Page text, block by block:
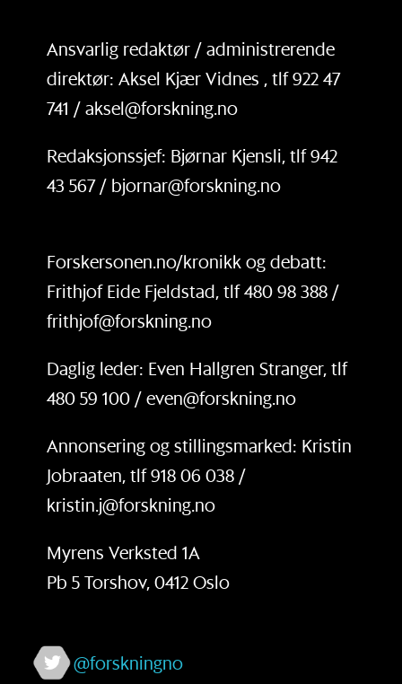
Ansvarlig redaktør / administrerende
direktør: Aksel Kjær Vidnes , tlf 922 47
741 / aksel@forskning.no
Redaksjonssjef: Bjørnar Kjensli, tlf 942
43 567 / bjornar@forskning.no
Forskersonen.no/kronikk og debatt:
Frithjof Eide Fjeldstad, tlf 480 98 388 /
frithjof@forskning.no
Daglig leder: Even Hallgren Stranger, tlf
480 59 100 / even@forskning.no
Annonsering og stillingsmarked: Kristin
Jobraaten, tlf 918 06 038 /
kristin.j@forskning.no
Myrens Verksted 1A
Pb 5 Torshov, 0412 Oslo
@forskningno